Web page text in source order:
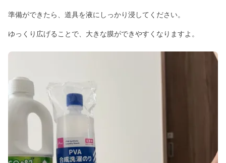
準備ができたら、道具を液にしっかり浸してください。
ゆっくり広げることで、大きな膜ができやすくなりますよ。